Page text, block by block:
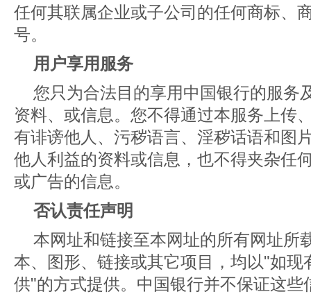
任何其联属企业或子公司的任何商标、
号。
用户享用服务
您只为合法目的享用中国银行的服务
资料、或信息。您不得通过本服务上传
有诽谤他人、污秽语言、淫秽话语和图
他人利益的资料或信息，也不得夹杂任
或广告的信息。
否认责任声明
本网址和链接至本网址的所有网址所
本、图形、链接或其它项目，均以"如现
供"的方式提供。中国银行并不保证这些